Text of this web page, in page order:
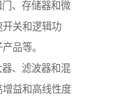
、存储器和微
关和逻辑功
品等。
、滤波器和混
益和高线性度